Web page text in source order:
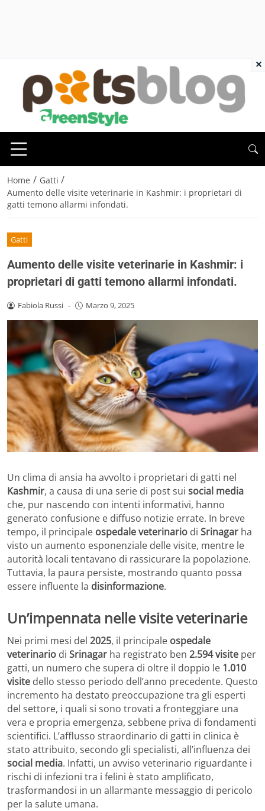
Home / Gatti /
Aumento delle visite veterinarie in Kashmir: i proprietari di
gatti temono allarmi infondati.
Gatti
Aumento delle visite veterinarie in Kashmir: i
proprietari di gatti temono allarmi infondati.
Fabiola Russi - Marzo 9, 2025
Un clima di ansia ha avvolto i proprietari di gatti nel
Kashmir, a causa di una serie di post sui social media
che, pur nascendo con intenti informativi, hanno
generato confusione e diffuso notizie errate. In breve
tempo, il principale ospedale veterinario di Srinagar ha
visto un aumento esponenziale delle visite, mentre le
autorità locali tentavano di rassicurare la popolazione.
Tuttavia, la paura persiste, mostrando quanto possa
essere influente la disinformazione.
Un’impennata nelle visite veterinarie
Nei primi mesi del 2025, il principale ospedale
veterinario di Srinagar ha registrato ben 2.594 visite per
gatti, un numero che supera di oltre il doppio le 1.010
visite dello stesso periodo dell’anno precedente. Questo
incremento ha destato preoccupazione tra gli esperti
del settore, i quali si sono trovati a fronteggiare una
vera e propria emergenza, sebbene priva di fondamenti
scientifici. L’afflusso straordinario di gatti in clinica è
stato attribuito, secondo gli specialisti, all’influenza dei
social media. Infatti, un avviso veterinario riguardante i
rischi di infezioni tra i felini è stato amplificato,
trasformandosi in un allarmante messaggio di pericolo
per la salute umana.
×